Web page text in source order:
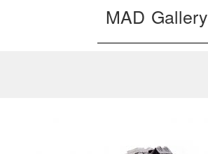
MAD Gallery